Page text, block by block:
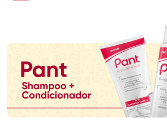
Promoção em Destaque